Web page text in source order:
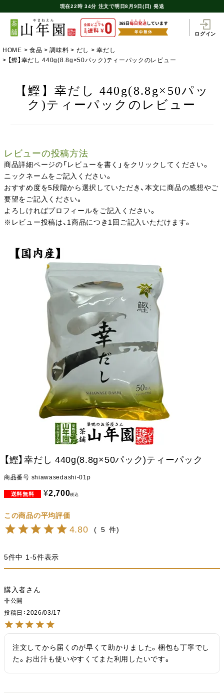
現在22時 34分 注文で明日8月9日(日) 発送
ログイン
HOME 食品 調味料 だし
幸だし
【鰹】幸だし 440g(8.8g×50パック)ティーパックのレビュー
【鰹】幸だし 440g(8.8g×50パッ
ク)ティーパックのレビュー
レビューの投稿方法
商品詳細ページの「レビューを書く」をクリックしてください。
ニックネームをご記入ください。
おすすめ度を5段階から選択していただき、本文に商品の感想やご
要望をご記入ください。
よろしければプロフィールをご記入ください。
※レビュー投稿は、1商品につき1回ご記入いただけます。
【鰹】幸だし 440g(8.8g×50パック)ティーパック
商品番号 shiawasedashi-01p
¥2,700税込
4.80 5
5件中 1-5件表示
購入者
非公開
投稿日
2026/03/17
注文してから届くのが早くて助かりました。梱包も丁寧でし
た。お出汁も使いやすくてまた利用したいです。